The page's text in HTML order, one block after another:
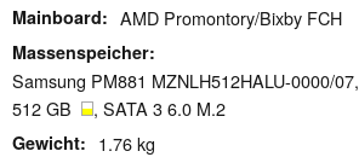
Mainboard AMD Promontory/Bixby FCH
Massenspeicher
Samsung PM881 MZNLH512HALU-0000/07,
512 GB
, SATA 3 6.0 M.2
Gewicht 1.76 kg